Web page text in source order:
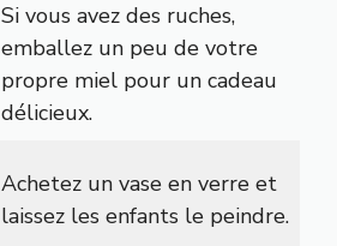
Si vous avez des ruches,
emballez un peu de votre
propre miel pour un cadeau
délicieux.
Achetez un vase en verre et
laissez les enfants le peindre.